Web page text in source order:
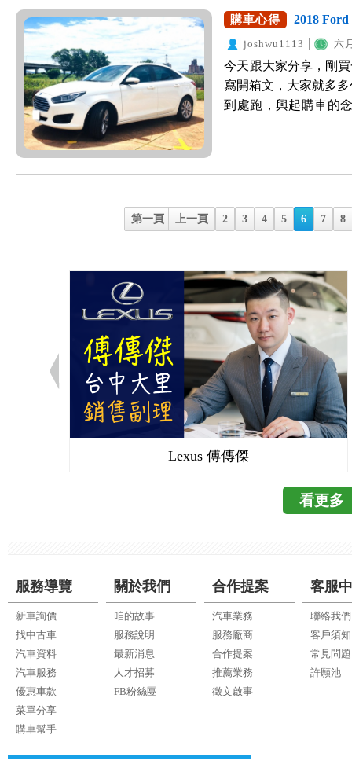
多問題，但業務都耐
然是跟他買囉～
5,500元，還滿有感的
了。 開起來的感覺：
自然進氣的引擎 。加
檔時的頓挫感極小，
多，讓加速或再加速
之，雖然是休旅車，
整的配備。當初也是
的重要性。主被動安
車&AEB自動煞停，但
SRS安全氣囊 2.ESP
理系統 4.ROP 電子車
坡緩降輔助系統
(車商活動贈送) 9.LCA
後方交通警示系統(車
動贈送) 12.LDWS 車
優點： a.隔音非常良
電動調整功能 e.後座
用找鑰匙 g.全景式天
需選配加裝，原廠太
座椅偏硬，微不舒服
我開車可以很開心又
高。購買過程中，參
謝透過WeWanted的
了，找到對的汽車
角-廣角模式(即電子後
鏡的顯示更為靈活，
顯示且具有夜視的功
現。可顯示後方至少
側後視鏡的視角還要
視效果也不錯(請參
保固，真的很不錯！
裝機狀況，且親自調
肯的跟我分析市場上
產品)的優劣點，讓我
力，進而選擇它守護
實測，後車窗視線模
後視鏡，視野寬廣又
都被水滴遮住，導致
多了！ 強力推薦
打算裝盲點偵測，有
銷講座，就是由
樣，別人說得再好
呢？於是委託「
會。這下好了，車子
包要大失血了～ 等待
凸起的折線設計，都
系統的感應位置。
說)，隨著天候、路況
得非常清晰，因一切
擾對向駕駛者。 進入
一路由車頭延伸到車
會膩。 車尾採C字造
晶切割工藝的質感。
黑色防水膠條，這技
升車體的安全性。車
上是「空間的魔術師
呈現多種變化調整，
(四人總裁座法)、兩
>https://
口，夏天就不怕後座
的收納空間，任何一
固定座，有這小東西
非常實用，像我自己
不怕會外漏出來。 3)
實簡約的風格，整體
風口四周、車門手把
購車心得 2018
joshwu1113 六
今天跟大家分享，剛
寫開箱文，大家就多
到處跑，興起購車的
同時可以兼顧防水性
數有使用高硬度的硼
防滑系統，安全性非
該有配備都有了，標
且都整合進8吋觸控式
全配的概念。 個人覺
安全性跟配備都很足
級距，動力搭載 1.5
14.5公斤米)，但實際
覺，油門動力隨踩隨
驚訝的是，車子的隔
媽出遊的時候，常常
眼式頭燈 ↑車屁股
泡，但相對後續更換
是覺得滿用心的。
車顯影(只是這角度，
適的後座，寬敞不壅
還有2個 IOSFIX 兒童
大家充電(人手一機的
媽要後座顧小孩，也
最後要感謝Wewanted
不收費用又熱心幫忙
第一頁 上一頁 2 3 4 5 6 7 8
Lexus 傅傳傑
看更多
服務導覽
新車詢價
找中古車
汽車資料
汽車服務
優惠車款
菜單分享
購車幫手
關於我們
咱的故事
服務說明
最新消息
人才招募
FB粉絲團
合作提案
汽車業務
服務廠商
合作提案
推薦業務
徵文啟事
客服
聯絡我們
客戶須知
常見問題
許願池